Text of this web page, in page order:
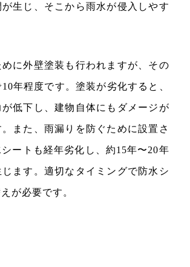
生じ、そこから雨水が侵入しやす
に外壁塗装も行われますが、その
年程度です。塗装が劣化すると、
低下し、建物自体にもダメージが
また、雨漏りを防ぐために設置さ
ートも経年劣化し、約15年〜20年
ます。適切なタイミングで防水シ
が必要です。